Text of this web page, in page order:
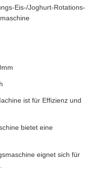
Eis-/Joghurt-Rotations-
ist für Effizienz und
bietet eine
eignet sich für